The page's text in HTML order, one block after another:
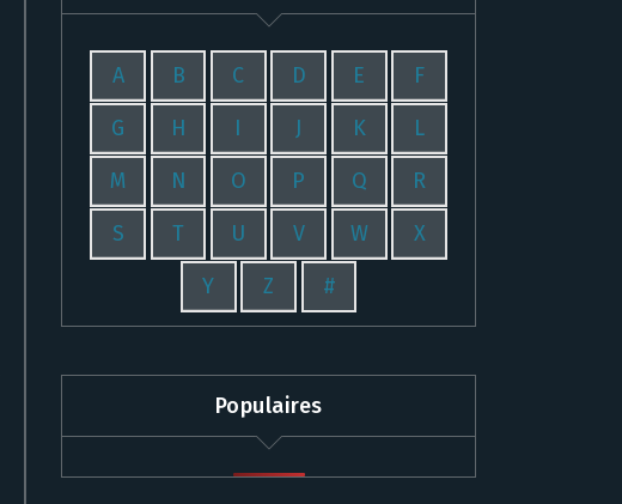
A B C D E F
G H I J K L
M N O P Q R
S T U V W X
Y Z #
Populaires